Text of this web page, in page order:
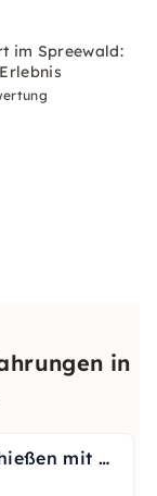
im Spreewald:
in
2 Std. Outdoor-Bogenschießen mit Wettbewerb in Wilhelmsburg